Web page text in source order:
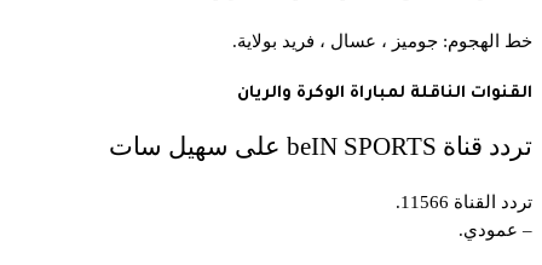
خط الهجوم: جوميز ، عسال ، فريد بولاية.
القنوات الناقلة لمباراة الوكرة والريان
تردد قناة beIN SPORTS على سهيل سات
تردد القناة 11566.
– عمودي.